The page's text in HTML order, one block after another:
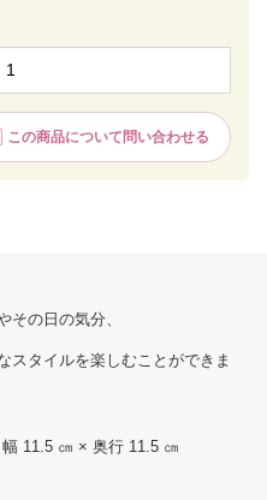
この商品について問い合わせる
その日の気分、
スタイルを楽しむことができま
11.5 ㎝ × 奥行 11.5 ㎝